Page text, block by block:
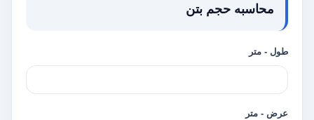
محاسبه حجم بتن
طول - متر
عرض - متر